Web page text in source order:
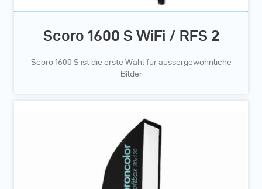
Scoro 1600 S WiFi / RFS 2
Scoro 1600 S ist die erste Wahl für aussergewöhnliche
Bilder